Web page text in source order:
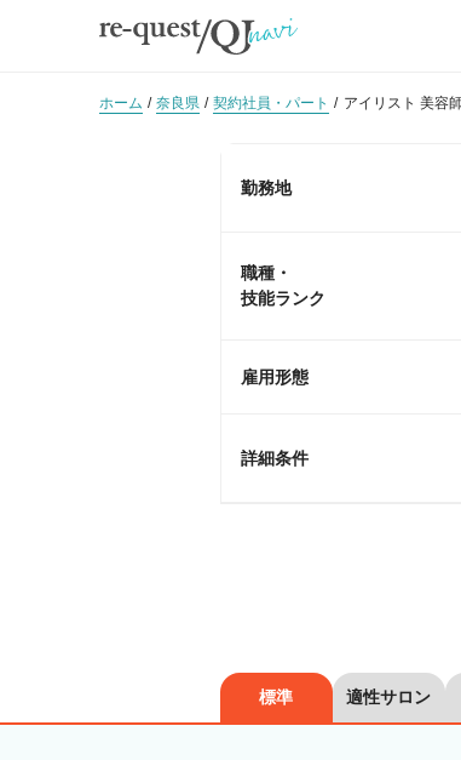
ホーム 奈良県 契約社員・パート アイリスト 美容
勤務地
職種・
技能ランク
雇用形態
詳細条件
標準 適性サロン